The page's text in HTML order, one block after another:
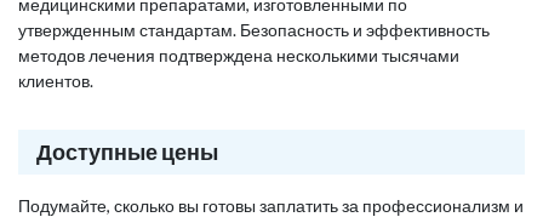
медицинскими препаратами, изготовленными по
утвержденным стандартам. Безопасность и эффективность
методов лечения подтверждена несколькими тысячами
клиентов.
Доступные цены
Подумайте, сколько вы готовы заплатить за профессионализм и